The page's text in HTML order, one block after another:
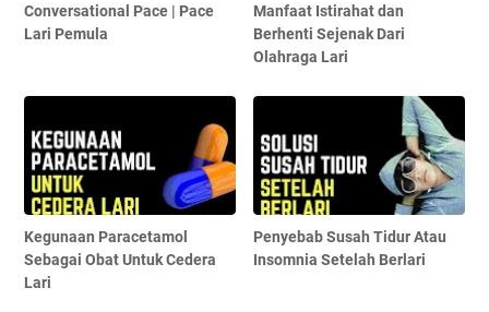
Conversational Pace | Pace
Lari Pemula
Manfaat Istirahat dan
Berhenti Sejenak Dari
Olahraga Lari
Kegunaan Paracetamol
Sebagai Obat Untuk Cedera
Lari
Penyebab Susah Tidur Atau
Insomnia Setelah Berlari